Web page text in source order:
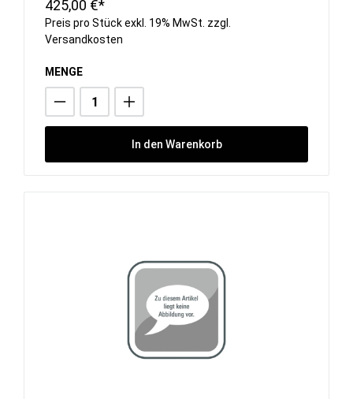
425,00 €*
Preis pro Stück exkl. 19% MwSt. zzgl.
Versandkosten
MENGE
In den Warenkorb